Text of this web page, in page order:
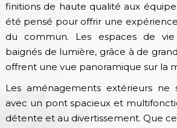
finitions de haute qualité aux
été pensé pour offrir une
du commun. Les espaces de
baignés de lumière, grâce à de
offrent une vue panoramique sur la
Les aménagements extérieurs ne
avec un pont spacieux et
détente et au divertissement. Que